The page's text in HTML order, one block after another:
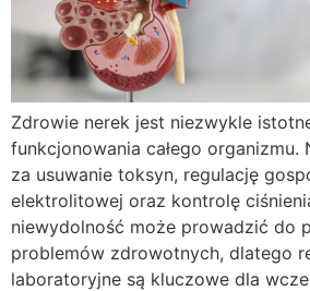
Zdrowie nerek jest niezwykle
funkcjonowania całego organizmu.
za usuwanie toksyn, regulację
elektrolitowej oraz kontrolę
niewydolność może prowadzić do
problemów zdrowotnych, dlatego
laboratoryjne są kluczowe dla